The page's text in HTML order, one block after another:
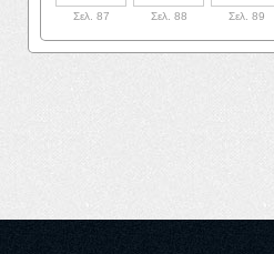
Σελ. 87 Σελ. 88 Σελ. 89